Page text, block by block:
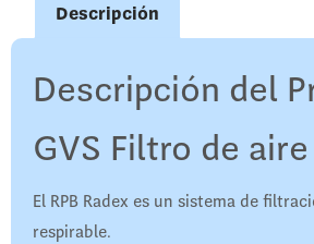
Descripción
Descripción del
GVS Filtro de aire
El RPB Radex es un sistema de
respirable.